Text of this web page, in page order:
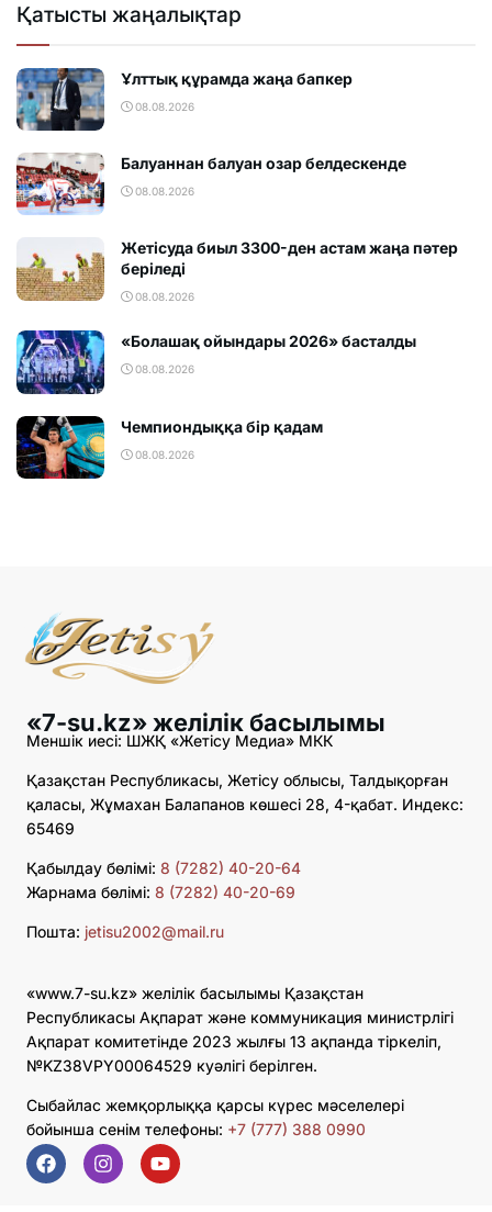
Қатысты жаңалықтар
Ұлттық құрамда жаңа бапкер
08.08.2026
Балуаннан балуан озар белдескенде
08.08.2026
Жетісуда биыл 3300-ден астам жаңа пәтер
беріледі
08.08.2026
«Болашақ ойындары 2026» басталды
08.08.2026
Чемпиондыққа бір қадам
08.08.2026
«7-su.kz» желілік басылымы
Меншік иесі: ШЖҚ «Жетісу Медиа» МКК
Қазақстан Республикасы, Жетісу облысы, Талдықорған
қаласы, Жұмахан Балапанов көшесі 28, 4-қабат. Индекс:
65469
Қабылдау бөлімі: 8 (7282) 40-20-64
Жарнама бөлімі: 8 (7282) 40-20-69
Пошта: jetisu2002@mail.ru
«www.7-su.kz» желілік басылымы Қазақстан
Республикасы Ақпарат және коммуникация министрлігі
Ақпарат комитетінде 2023 жылғы 13 ақпанда тіркеліп,
№KZ38VPY00064529 куәлігі берілген.
Сыбайлас жемқорлыққа қарсы күрес мәселелері
бойынша сенім телефоны: +7 (777) 388 0990